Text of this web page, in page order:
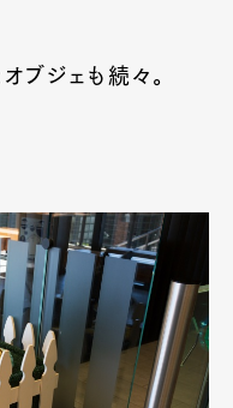
ブジェも続々。